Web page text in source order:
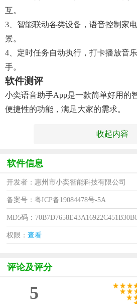
互。
3、智能联动各类设备，语音控制家
景。
4、定时任务自动执行，打卡播放音
手。
软件测评
小奕语音助手app是一款简单好用的
便捷性的功能，满足大家的需求。
收起内容
软件信息
开发者：惠州市小奕智能科技有限公司
备案号：粤ICP备19084478号-5A
MD5码：
权限：查看
评论及评分
5